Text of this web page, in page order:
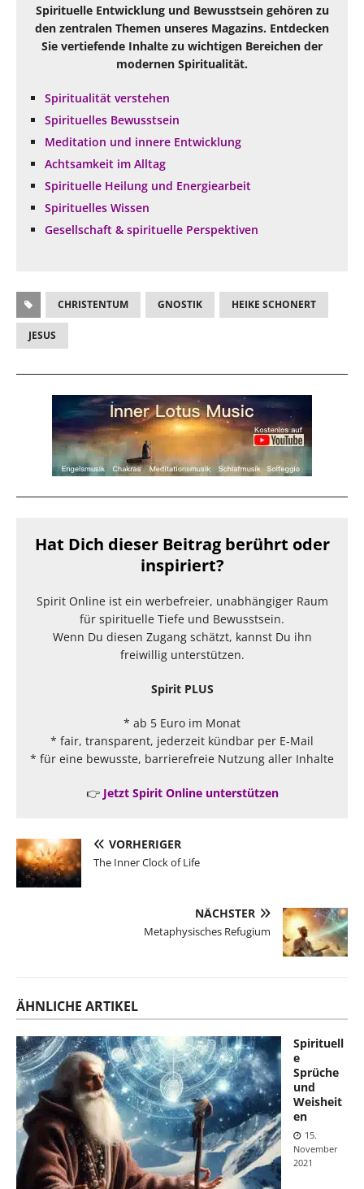
Spirituelle Entwicklung und Bewusstsein gehören zu
den zentralen Themen unseres Magazins. Entdecken
Sie vertiefende Inhalte zu wichtigen Bereichen der
modernen Spiritualität.
Spiritualität verstehen
Spirituelles Bewusstsein
Meditation und innere Entwicklung
Achtsamkeit im Alltag
Spirituelle Heilung und Energiearbeit
Spirituelles Wissen
Gesellschaft & spirituelle Perspektiven
CHRISTENTUM GNOSTIK HEIKE SCHONERT
JESUS
Hat Dich dieser Beitrag berührt oder
inspiriert?
Spirit Online ist ein werbefreier, unabhängiger Raum
für spirituelle Tiefe und Bewusstsein.
Wenn Du diesen Zugang schätzt, kannst Du ihn
freiwillig unterstützen.
Spirit PLUS
* ab 5 Euro im Monat
* fair, transparent, jederzeit kündbar per E-Mail
* für eine bewusste, barrierefreie Nutzung aller Inhalte
👉 Jetzt Spirit Online unterstützen
VORHERIGER
The Inner Clock of Life
NÄCHSTER
Metaphysisches Refugium
ÄHNLICHE ARTIKEL
Spirituell
e
Sprüche
und
Weisheit
en
15.
November
2021